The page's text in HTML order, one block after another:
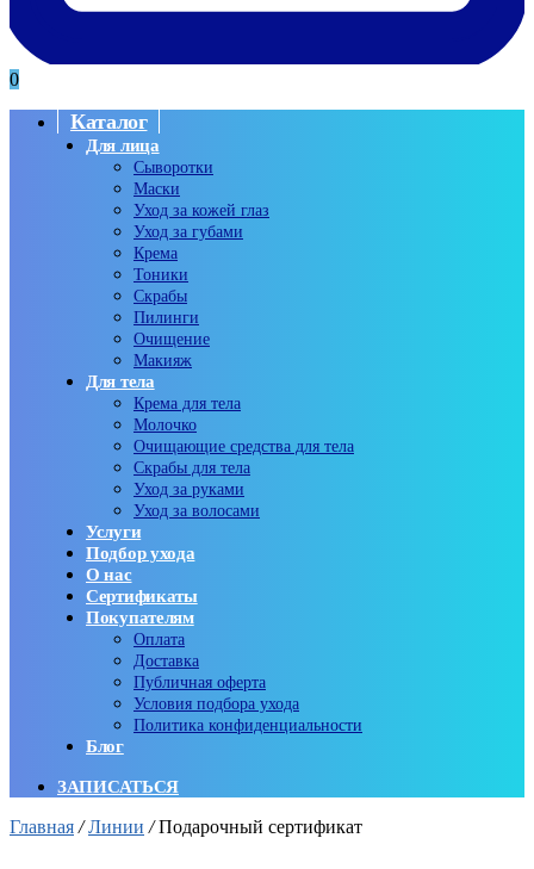
0
Каталог
Для лица
Сыворотки
Маски
Уход за кожей глаз
Уход за губами
Крема
Тоники
Скрабы
Пилинги
Очищение
Макияж
Для тела
Крема для тела
Молочко
Очищающие средства для тела
Скрабы для тела
Уход за руками
Уход за волосами
Услуги
Подбор ухода
О нас
Сертификаты
Покупателям
Оплата
Доставка
Публичная оферта
Условия подбора ухода
Политика конфиденциальности
Блог
ЗАПИСАТЬСЯ
Главная / Линии /Подарочный сертификат